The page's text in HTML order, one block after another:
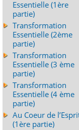
Essentielle (1ère
partie)
Transformation
Essentielle (2ème
partie)
Transformation
Essentielle (3 ème
partie)
Transformation
Essentielle (4 ème
partie)
Au Coeur de
(1ère partie)